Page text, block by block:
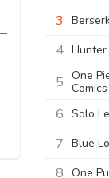
3
4
5 One
Comics
6 Solo
7 Blue
8 One